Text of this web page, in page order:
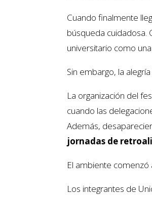
Cuando finalmente
búsqueda cuidadosa.
universitario como
Sin embargo, la
La organización del
cuando las
Además,
jornadas de
El ambiente comenzó
Los integrantes de